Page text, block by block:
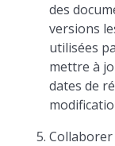
des
versions
utilisées
mettre à
dates de
Collaborer